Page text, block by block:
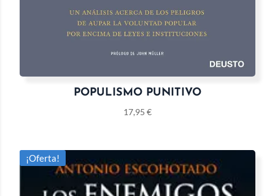
POPULISMO PUNITIVO
17,95 €
¡Oferta!